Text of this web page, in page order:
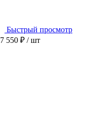
Быстрый просмотр
7 550 ₽ / шт